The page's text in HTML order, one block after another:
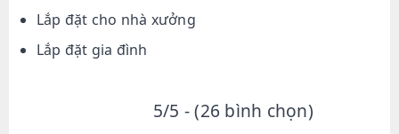
Lắp đặt cho nhà xưởng
Lắp đặt gia đình
5/5 - (26 bình chọn)